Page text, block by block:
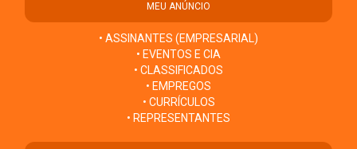
MEU ANÚNCIO
• ASSINANTES (EMPRESARIAL)
• EVENTOS E CIA
• CLASSIFICADOS
• EMPREGOS
• CURRÍCULOS
• REPRESENTANTES